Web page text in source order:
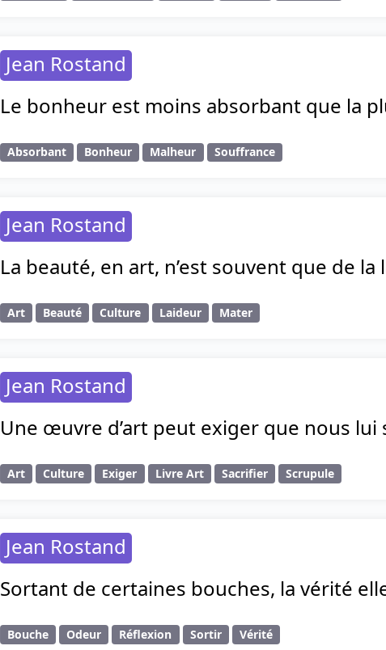
Jean Rostand
Le bonheur est moins absorbant que la
Absorbant Bonheur Malheur Souffrance
Jean Rostand
La beauté, en art, n’est souvent que de
Art Beauté Culture Laideur Mater
Jean Rostand
Une œuvre d’art peut exiger que nous lui
Art Culture Exiger Livre Art Sacrifier Scrupule
Jean Rostand
Sortant de certaines bouches, la vérité
Bouche Odeur Réflexion Sortir Vérité